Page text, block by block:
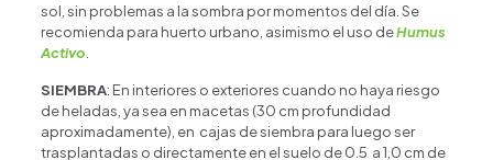
sol, sin problemas a la sombra por momentos del día. Se
recomienda para huerto urbano, asimismo el uso deHumus
Activo
SIEMBRA: En interiores o exteriores cuando no haya riesgo
de heladas, ya sea en macetas (30 cm profundidad
aproximadamente), en cajas de siembra para luego ser
trasplantadas o directamente en el suelo de 0.5 a 1,0 cm de